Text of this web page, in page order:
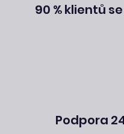
90 % klientů
Podpora